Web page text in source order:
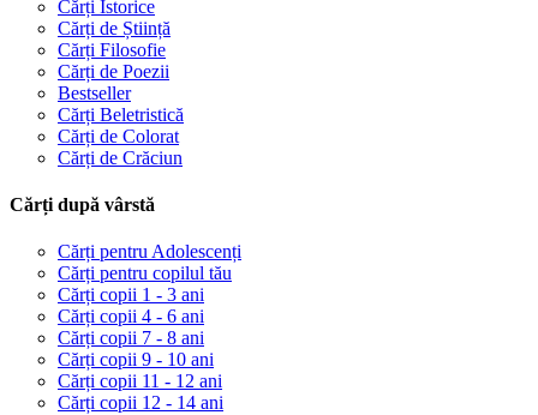
Cărți Istorice
Cărți de Știință
Cărți Filosofie
Cărți de Poezii
Bestseller
Cărți Beletristică
Cărți de Colorat
Cărți de Crăciun
Cărți după vârstă
Cărți pentru Adolescenți
Cărți pentru copilul tău
Cărți copii 1 - 3 ani
Cărți copii 4 - 6 ani
Cărți copii 7 - 8 ani
Cărți copii 9 - 10 ani
Cărți copii 11 - 12 ani
Cărți copii 12 - 14 ani